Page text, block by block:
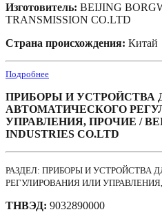
Изготовитель: BEIJING
TRANSMISSION CO.LTD
Страна происхождения: Китай
Подробнее
ПРИБОРЫ И УСТРОЙСТВА
АВТОМАТИЧЕСКОГО
УПРАВЛЕНИЯ, ПРОЧИЕ /
INDUSTRIES CO.LTD
РАЗДЕЛ: ПРИБОРЫ И УСТРОЙСТВА
РЕГУЛИРОВАНИЯ ИЛИ УПРАВЛЕНИЯ,
ТНВЭД: 9032890000